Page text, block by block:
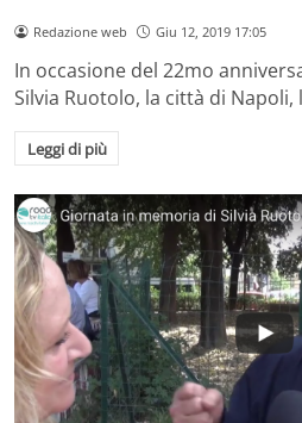
Redazione web Giu 12, 2019 17:05
In occasione del 22mo
Silvia Ruotolo, la città di Napoli,
Leggi di più